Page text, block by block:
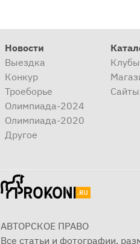
Новости
Выездка
Конкур
Троеборье
Олимпиада-2024
Олимпиада-2020
Другое
Клубы
Сайты
АВТОРСКОЕ ПРАВО
Все статьи и фотографии,